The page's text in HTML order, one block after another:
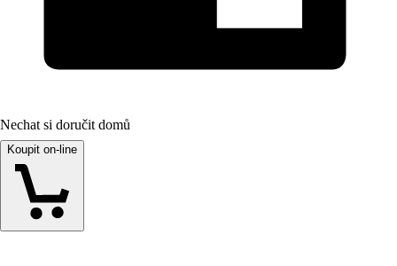
Nechat si doručit domů
Koupit on-line